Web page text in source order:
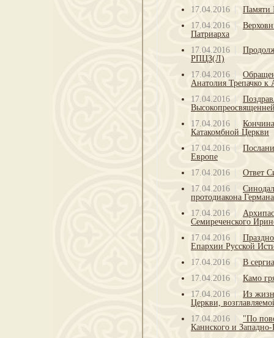
17.04.2016
Памяти
17.04.2016
Патриарха
17.04.2016
РПЦЗ(Л)
17.04.2016
Анатолия Трепачко
17.04.2016
17.04.2016
Катакомбной Церкви
17.04.2016
Европе
17.04.2016
Ответ
17.04.2016
протодиакона
17.04.2016
Семиреченского
17.04.2016
Епархии Русской
17.04.2016
В
17.04.2016
Камо
17.04.2016
Из
Церкви,
17.04.2016
"По
Каннского и